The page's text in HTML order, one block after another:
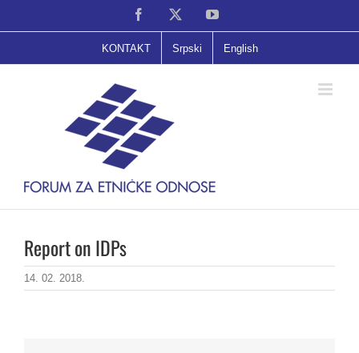
Facebook YouTube
KONTAKT Srpski English
Report on IDPs
14. 02. 2018.